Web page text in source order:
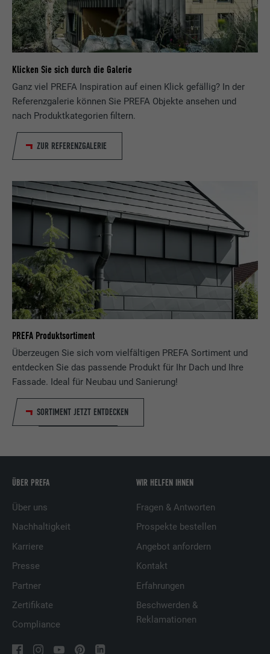
Klicken Sie sich durch die Galerie
Ganz viel PREFA Inspiration auf einen Klick gefällig? In der
Referenzgalerie können Sie PREFA Objekte ansehen und
nach Produktkategorien filtern.
ZUR REFERENZGALERIE
PREFA Produktsortiment
Überzeugen Sie sich vom vielfältigen PREFA Sortiment und
entdecken Sie das passende Produkt für Ihr Dach und Ihre
Fassade. Ideal für Neubau und Sanierung!
SORTIMENT JETZT ENTDECKEN
ÜBER PREFA
Über uns
Nachhaltigkeit
Karriere
Presse
Partner
Zertifikate
Compliance
WIR HELFEN IHNEN
Fragen & Antworten
Prospekte bestellen
Angebot anfordern
Kontakt
Erfahrungen
Beschwerden &
Reklamationen